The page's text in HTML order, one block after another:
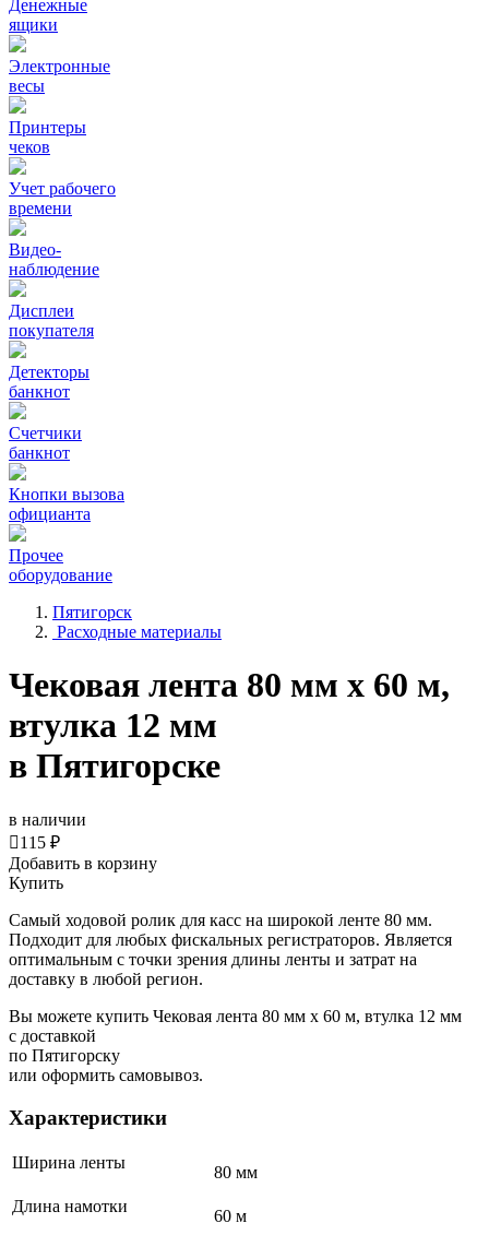
Денежные
ящики
Электронные
весы
Принтеры
чеков
Учет рабочего
времени
Видео‑
наблюдение
Дисплеи
покупателя
Детекторы
банкнот
Счетчики
банкнот
Кнопки вызова
официанта
Прочее
оборудование
Пятигорск
Расходные материалы
Чековая лента 80 мм x 60 м,
втулка 12 мм
в Пятигорске
в наличии
115 ₽
Добавить в корзину
Купить
Самый ходовой ролик для касс на широкой ленте 80 мм.
Подходит для любых фискальных регистраторов. Является
оптимальным с точки зрения длины ленты и затрат на
доставку в любой регион.
Вы можете купить Чековая лента 80 мм x 60 м, втулка 12 мм
с доставкой
по Пятигорску
или оформить самовывоз.
Характеристики
Ширина ленты
80 мм
Длина намотки
60 м